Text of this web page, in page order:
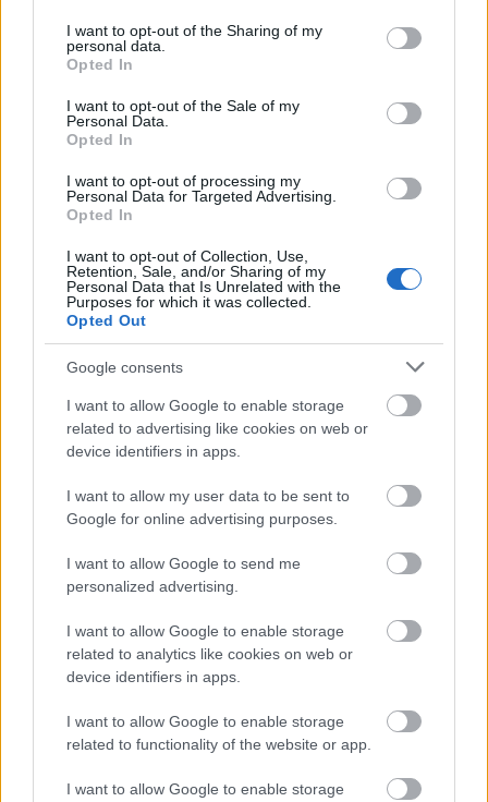
not limited to your visit or usage behaviour. You may click to
grant or deny consent to Google and its third-party tags to
use your data for below specified purposes in below Google
consent section.
I want to opt-out of the Sharing of my
personal data.
Opted In
I want to opt-out of the Sale of my
Personal Data.
Opted In
I want to opt-out of processing my
Personal Data for Targeted Advertising.
Opted In
I want to opt-out of Collection, Use,
Retention, Sale, and/or Sharing of my
Personal Data that Is Unrelated with the
Purposes for which it was collected.
Opted Out
Google consents
I want to allow Google to enable storage
related to advertising like cookies on web or
device identifiers in apps.
I want to allow my user data to be sent to
Google for online advertising purposes.
I want to allow Google to send me
personalized advertising.
I want to allow Google to enable storage
related to analytics like cookies on web or
device identifiers in apps.
I want to allow Google to enable storage
related to functionality of the website or app.
I want to allow Google to enable storage
Fotók: JókaiFilm/Nagy Attila
"Lennie hal meg a végén, ezt mindenki tudja, de nem
ez az igazi tragédia. Minden egyes szereplő 'egy meg
nem élt élet', mindenki tragikus figura. George
kivégzéstől, amikor lelövi. Lennie arcán a mosoly
jelzi, ő az egyetlen, aki azonos önmagával, mindenki
más 'az élete mellett él'. Hibás interpretáció, hogy a
szeretetről szól, pont ezért nyitott rá a közönség"
- fogalmazottPataki András.